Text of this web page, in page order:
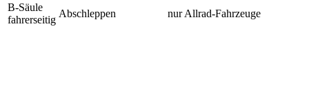
B-Säule
fahrerseitig
Abschleppen nur Allrad-Fahrzeuge